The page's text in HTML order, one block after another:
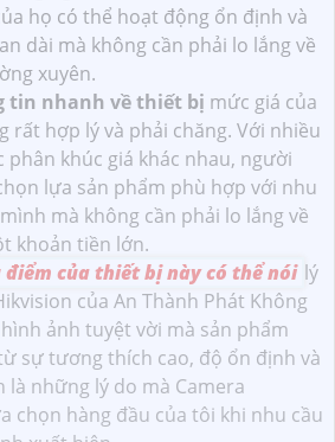
họ có thể hoạt động ổn định và
dài mà không cần phải lo lắng về
xuyên.
tin nhanh về thiết bị mức giá của
rất hợp lý và phải chăng. Với nhiều
phân khúc giá khác nhau, người
lựa sản phẩm phù hợp với nhu
mà không cần phải lo lắng về
khoản tiền lớn.
của thiết bị này có thể nói lý
của An Thành Phát Không
ảnh tuyệt vời mà sản phẩm
sự tương thích cao, độ ổn định và
là những lý do mà Camera
chọn hàng đầu của tôi khi nhu cầu